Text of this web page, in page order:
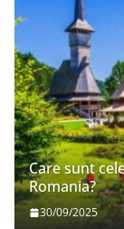
Care sunt
Romania?
30/09/2025